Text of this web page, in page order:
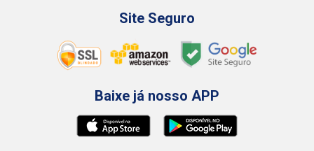
Site Seguro
Baixe já nosso APP